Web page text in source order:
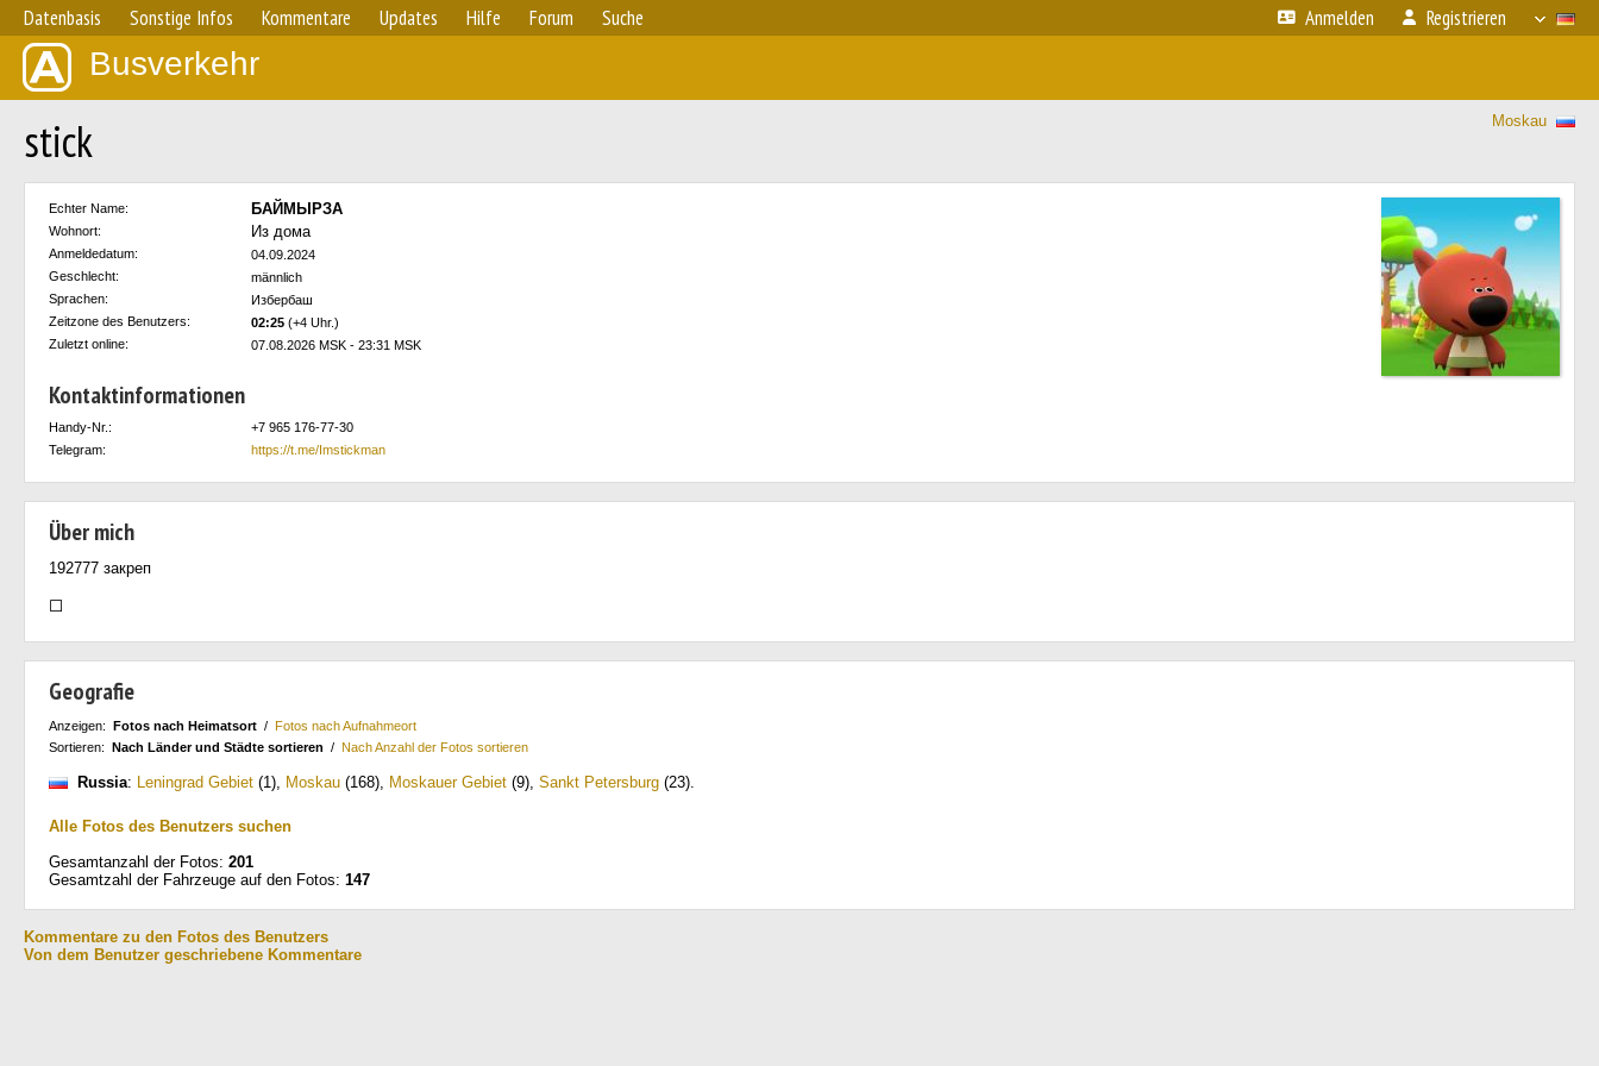
Datenbasis Sonstige Infos Kommentare Updates Hilfe Forum Suche Anmelden Registrieren
Busverkehr
Moskau
stick
Echter Name: БАЙМЫРЗА
Wohnort: Из дома
Anmeldedatum:
04.09.2024
Geschlecht:
männlich
Sprachen:
Избербаш
Zeitzone des Benutzers:
02:25 (+4 Uhr.)
Zuletzt online:
07.08.2026 MSK - 23:31 MSK
Kontaktinformationen
Handy-Nr.:
+7 965 176-77-30
Telegram:
https://t.me/Imstickman
Über mich
192777 закреп
⬜
Geografie
Anzeigen: Fotos nach Heimatsort / Fotos nach Aufnahmeort
Sortieren: Nach Länder und Städte sortieren / Nach Anzahl der Fotos sortieren
Russia: Leningrad Gebiet (1), Moskau (168), Moskauer Gebiet (9), Sankt Petersburg (23).
Alle Fotos des Benutzers suchen
Gesamtanzahl der Fotos: 201
Gesamtzahl der Fahrzeuge auf den Fotos: 147
Kommentare zu den Fotos des Benutzers
Von dem Benutzer geschriebene Kommentare